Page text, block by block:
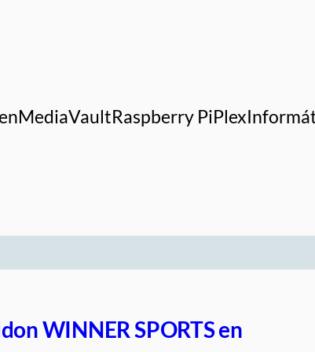
Raspberry PiPlex
WINNER SPORTS en